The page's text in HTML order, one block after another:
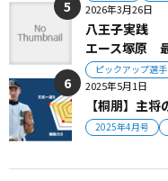
2026年3月26日
八王子実践
エース塚原
ピックアップ選手
2025年5月1日
【桐朋】主
2025年4月号